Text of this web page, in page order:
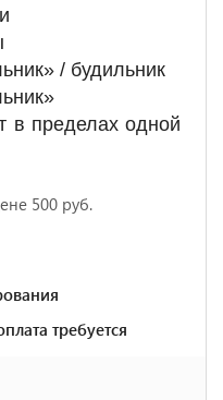
/ будильник
в пределах одной
500 руб.
требуется